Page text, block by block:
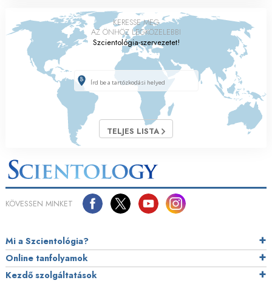
KERESSE MEG
AZ ÖNHÖZ LEGKÖZELEBBI
Szcientológia-szervezetet!
TELJES LISTA
KÖVESSEN MINKET
Mi a Szcientológia?
Online tanfolyamok
Kezdő szolgáltatások